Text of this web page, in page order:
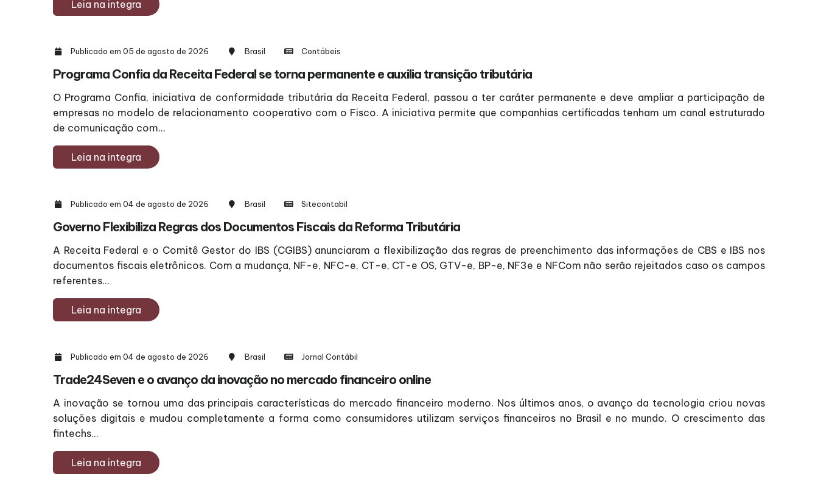
Leia na integra
Publicado em 05 de agosto de 2026 Brasil Contábeis
Programa Confia da Receita Federal se torna permanente e auxilia transição tributária
O Programa Confia, iniciativa de conformidade tributária da Receita Federal, passou a ter caráter permanente e deve ampliar a participação de
empresas no modelo de relacionamento cooperativo com o Fisco. A iniciativa permite que companhias certificadas tenham um canal estruturado
de comunicação com...
Leia na integra
Publicado em 04 de agosto de 2026 Brasil Sitecontabil
Governo Flexibiliza Regras dos Documentos Fiscais da Reforma Tributária
A Receita Federal e o Comitê Gestor do IBS (CGIBS) anunciaram a flexibilização das regras de preenchimento das informações de CBS e IBS nos
documentos fiscais eletrônicos. Com a mudança, NF-e, NFC-e, CT-e, CT-e OS, GTV-e, BP-e, NF3e e NFCom não serão rejeitados caso os campos
referentes...
Leia na integra
Publicado em 04 de agosto de 2026 Brasil Jornal Contábil
Trade24Seven e o avanço da inovação no mercado financeiro online
A inovação se tornou uma das principais características do mercado financeiro moderno. Nos últimos anos, o avanço da tecnologia criou novas
soluções digitais e mudou completamente a forma como consumidores utilizam serviços financeiros no Brasil e no mundo. O crescimento das
fintechs...
Leia na integra